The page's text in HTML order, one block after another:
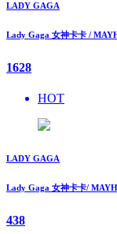
LADY GAGA
Lady Gaga 女神卡卡 /
1628
HOT
LADY GAGA
Lady Gaga 女神卡卡/
438